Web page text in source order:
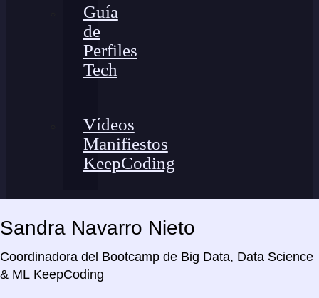
Guía
de
Perfiles
Tech
Vídeos
Manifiestos
KeepCoding
Aula
virtual
Sandra Navarro Nieto
Coordinadora del Bootcamp de Big Data, Data Science
& ML KeepCoding